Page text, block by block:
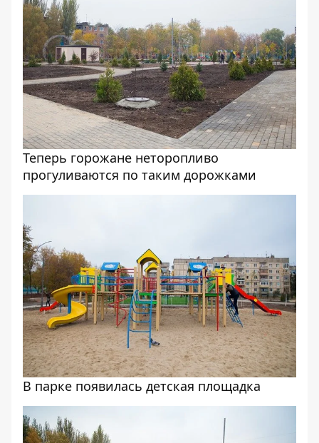
Теперь горожане неторопливо
прогуливаются по таким дорожками
В парке появилась детская площадка